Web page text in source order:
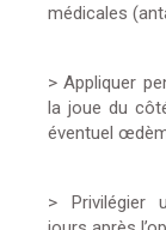
médicales
> Appliquer
la joue du
éventuel
> Privilégier